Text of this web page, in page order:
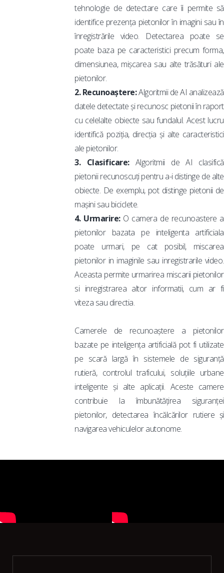
tehnologie de detectare care îi permite să
identifice prezența pietonilor în imagini sau în
înregistrările video. Detectarea poate se
poate baza pe caracteristici precum forma,
dimensiunea, mișcarea sau alte trăsături ale
pietonilor.
2. Recunoaștere:Algoritmii de AI analizează
datele detectate și recunosc pietonii în raport
cu celelalte obiecte sau fundalul. Acest lucru
identifică poziția, direcția și alte caracteristici
ale pietonilor.
3. Clasificare: Algoritmii de AI clasifică
pietonii recunoscuți pentru a-i distinge de alte
obiecte. De exemplu, pot distinge pietonii de
mașini sau biciclete.
4. Urmarire:O camera de recunoastere a
pietonilor bazata pe inteligenta artificiala
poate urmari, pe cat posibil, miscarea
pietonilor in imaginile sau inregistrarile video.
Aceasta permite urmarirea miscarii pietonilor
si inregistrarea altor informatii, cum ar fi
viteza sau directia.
Camerele de recunoaștere a pietonilor
bazate pe inteligența artificială pot fi utilizate
pe scară largă în sistemele de siguranță
rutieră, controlul traficului, soluțiile urbane
inteligente și alte aplicații. Aceste camere
contribuie la îmbunătățirea siguranței
pietonilor, detectarea încălcărilor rutiere și
navigarea vehiculelor autonome.